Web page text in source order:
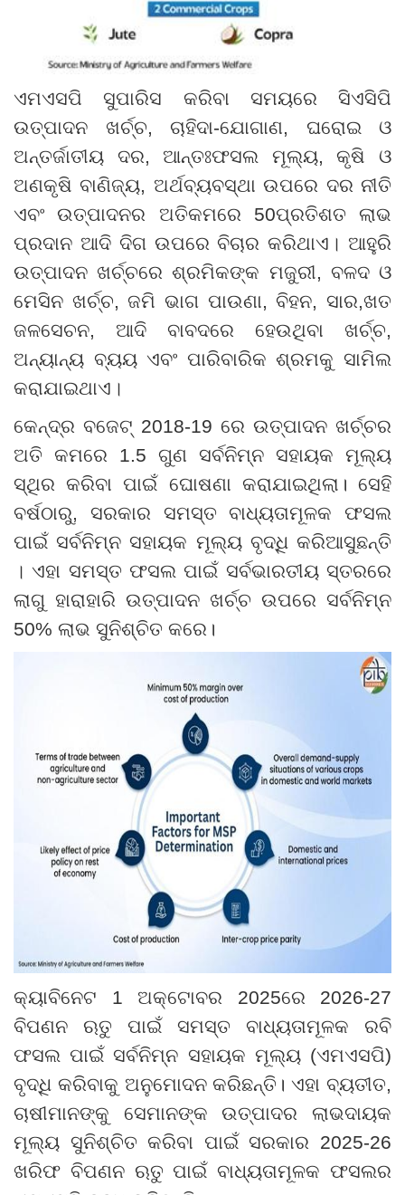
ଏମଏସପି ସୁପାରିସ କରିବା ସମୟରେ ସିଏସିପି
ଉତ୍ପାଦନ ଖର୍ଚ୍ଚ, ଚାହିଦା-ଯୋଗାଣ, ଘରୋଇ ଓ
ଅନ୍ତର୍ଜାତୀୟ ଦର, ଆନ୍ତଃଫସଲ ମୂଲ୍ୟ,କୃଷି ଓ
ଅଣକୃଷି ବାଣିଜ୍ୟ, ଅର୍ଥବ୍ୟବସ୍ଥା ଉପରେ ଦର ନୀତି
ଏବଂ ଉତ୍ପାଦନର ଅତିକମରେ 50ପ୍ରତିଶତ ଲାଭ
ପ୍ରଦାନ ଆଦି ଦିଗ ଉପରେ ବିଚାର କରିଥାଏ । ଆହୁରି
ଉତ୍ପାଦନ ଖର୍ଚ୍ଚରେ ଶ୍ରମିକଙ୍କ ମଜୁରୀ, ବଳଦ ଓ
ମେସିନ ଖର୍ଚ୍ଚ,ଜମି ଭାଗ ପାଉଣା,ବିହନ,ସାର,ଖତ
ଜଳସେଚନ, ଆଦି ବାବଦରେ ହେଉଥିବା ଖର୍ଚ୍ଚ,
ଅନ୍ୟାନ୍ୟ ବ୍ୟୟ ଏବଂ ପାରିବାରିକ ଶ୍ରମକୁ ସାମିଲ
କରାଯାଇଥାଏ ।
କେନ୍ଦ୍ର ବଜେଟ୍ 2018-19 ରେ ଉତ୍ପାଦନ ଖର୍ଚ୍ଚର
ଅତି କମରେ 1.5 ଗୁଣ ସର୍ବନିମ୍ନ ସହାୟକ ମୂଲ୍ୟ
ସ୍ଥିର କରିବା ପାଇଁ ଘୋଷଣା କରାଯାଇଥିଲା। ସେହି
ବର୍ଷଠାରୁ, ସରକାର ସମସ୍ତ ବାଧ୍ୟତାମୂଳକ ଫସଲ
ପାଇଁ ସର୍ବନିମ୍ନ ସହାୟକ ମୂଲ୍ୟ ବୃଦ୍ଧି କରିଆସୁଛନ୍ତି
। ଏହା ସମସ୍ତ ଫସଲ ପାଇଁ ସର୍ବଭାରତୀୟସ୍ତରରେ
ଲାଗୁ ହାରାହାରି ଉତ୍ପାଦନ ଖର୍ଚ୍ଚ ଉପରେ ସର୍ବନିମ୍ନ
50% ଲାଭ ସୁନିଶ୍ଚିତ କରେ।
କ୍ୟାବିନେଟ 1 ଅକ୍ଟୋବର 2025ରେ 2026-27
ବିପଣନ ଋତୁ ପାଇଁ ସମସ୍ତ ବାଧ୍ୟତାମୂଳକ ରବି
ଫସଲ ପାଇଁ ସର୍ବନିମ୍ନ ସହାୟକ ମୂଲ୍ୟ (ଏମଏସପି)
ବୃଦ୍ଧି କରିବାକୁ ଅନୁମୋଦନ କରିଛନ୍ତି। ଏହା ବ୍ୟତୀତ,
ଚାଷୀମାନଙ୍କୁ ସେମାନଙ୍କ ଉତ୍ପାଦର ଲାଭଦାୟକ
ମୂଲ୍ୟ ସୁନିଶ୍ଚିତ କରିବା ପାଇଁ ସରକାର 2025-26
ଖରିଫ ବିପଣନ ଋତୁ ପାଇଁ ବାଧ୍ୟତାମୂଳକ ଫସଲର